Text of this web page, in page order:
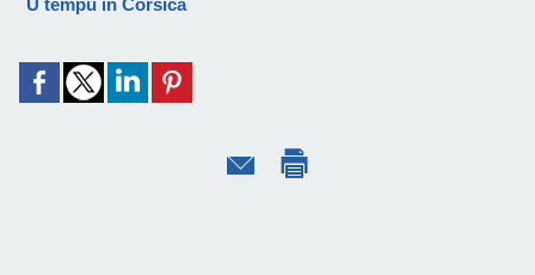
U tempu in Corsica